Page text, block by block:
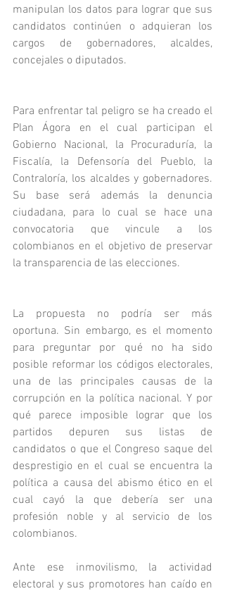
manipulan los datos para lograr que sus
candidatos continúen o adquieran los
cargos de gobernadores, alcaldes,
concejales o diputados.
Para enfrentar tal peligro se ha creado el
Plan Ágora en el cual participan el
Gobierno Nacional, la Procuraduría, la
Fiscalía, la Defensoría del Pueblo, la
Contraloría, los alcaldes y gobernadores.
Su base será además la denuncia
ciudadana, para lo cual se hace una
convocatoria que vincule a los
colombianos en el objetivo de preservar
la transparencia de las elecciones.
La propuesta no podría ser más
oportuna. Sin embargo, es el momento
para preguntar por qué no ha sido
posible reformar los códigos electorales,
una de las principales causas de la
corrupción en la política nacional. Y por
qué parece imposible lograr que los
partidos depuren sus listas de
candidatos o que el Congreso saque del
desprestigio en el cual se encuentra la
política a causa del abismo ético en el
cual cayó la que debería ser una
profesión noble y al servicio de los
colombianos.
Ante ese inmovilismo, la actividad
electoral y sus promotores han caído en